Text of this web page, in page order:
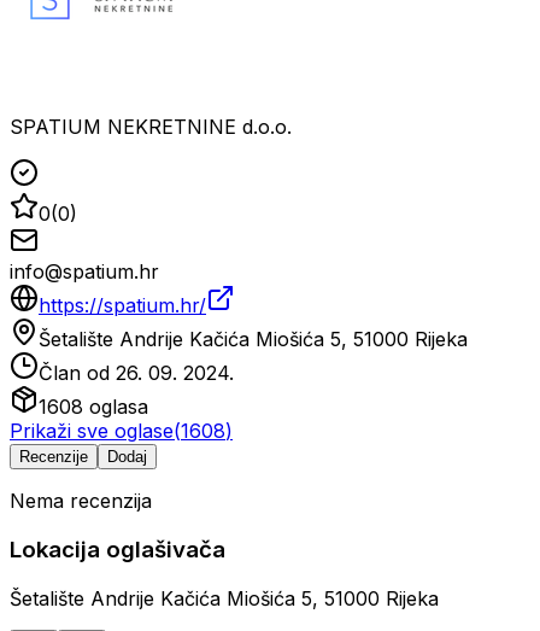
SPATIUM NEKRETNINE d.o.o.
0(0)
info@spatium.hr
https://spatium.hr/
Šetalište Andrije Kačića Miošića 5, 51000 Rijeka
Član od 26. 09. 2024.
1608 oglasa
Prikaži sve oglase(1608)
Recenzije Dodaj
Nema recenzija
Lokacija oglašivača
Šetalište Andrije Kačića Miošića 5, 51000 Rijeka